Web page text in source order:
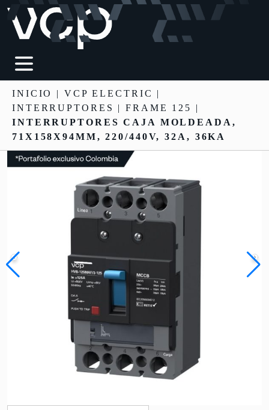
INICIO | VCP ELECTRIC
|
INTERRUPTORES
| FRAME 125 |
INTERRUPTORES CAJA MOLDEADA,
71X158X94MM, 220/440V, 32A, 36KA